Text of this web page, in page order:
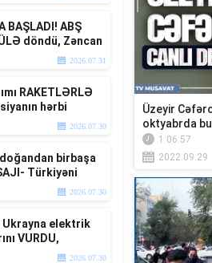
BAŞLADI! ABŞ
döndü, Zəncan
– Müharibə2026.07.31
RAKETLƏRLƏ
hərbi
YEKSAN 2026.07.30
birbaşa
Türkiyəni
ÇƏKDİLƏR-TV2026.07.30
Ukrayna elektrik
VURDU,
Moskvadan 2026.07.30
Üzeyir
oktyabrda
1:06:57
2022.09.29